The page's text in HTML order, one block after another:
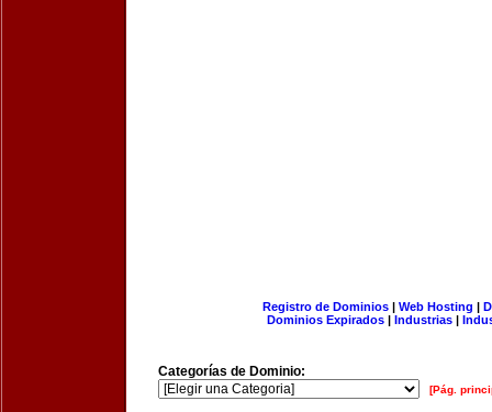
Registro de Dominios| Web Hosting |
Dominios Expirados | Industrias |
Categorías de Dominio:
[Pág.